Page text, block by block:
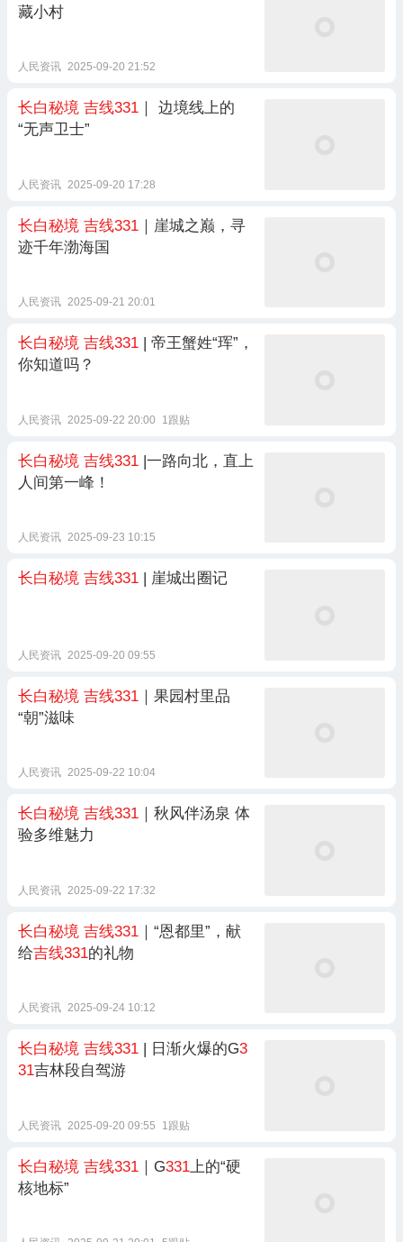
藏小村
人民资讯 2025-09-20 21:52
长白秘境 吉线331 ｜ 边境线上的
“无声卫士”
人民资讯 2025-09-20 17:28
长白秘境 吉线331 ｜崖城之巅，寻
迹千年渤海国
人民资讯 2025-09-21 20:01
长白秘境 吉线331 | 帝王蟹姓“珲”，
你知道吗？
人民资讯 2025-09-22 20:00 1跟贴
长白秘境 吉线331 |一路向北，直上
人间第一峰！
人民资讯 2025-09-23 10:15
长白秘境 吉线331 | 崖城出圈记
人民资讯 2025-09-20 09:55
长白秘境 吉线331 ｜果园村里品
“朝”滋味
人民资讯 2025-09-22 10:04
长白秘境 吉线331 ｜秋风伴汤泉 体
验多维魅力
人民资讯 2025-09-22 17:32
长白秘境 吉线331 ｜“恩都里”，献
给吉线331的礼物
人民资讯 2025-09-24 10:12
长白秘境 吉线331 | 日渐火爆的G3
31吉林段自驾游
人民资讯 2025-09-20 09:55 1跟贴
长白秘境 吉线331 ｜G331 上的“硬
核地标”